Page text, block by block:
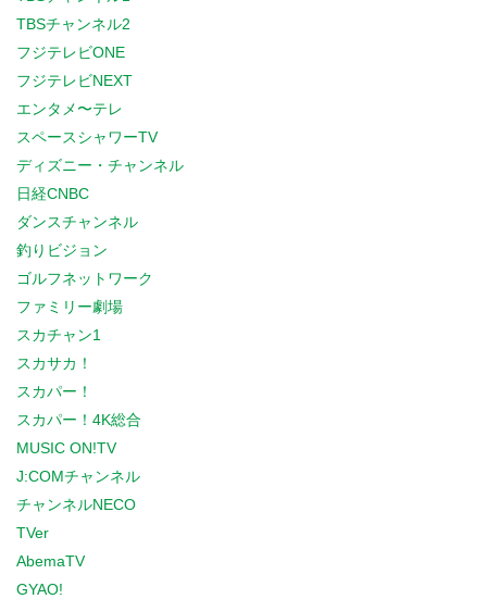
TBSチャンネル2
フジテレビONE
フジテレビNEXT
エンタメ〜テレ
スペースシャワーTV
ディズニー・チャンネル
日経CNBC
ダンスチャンネル
釣りビジョン
ゴルフネットワーク
ファミリー劇場
スカチャン1
スカサカ！
スカパー！
スカパー！4K総合
MUSIC ON!TV
J:COMチャンネル
チャンネルNECO
TVer
AbemaTV
GYAO!